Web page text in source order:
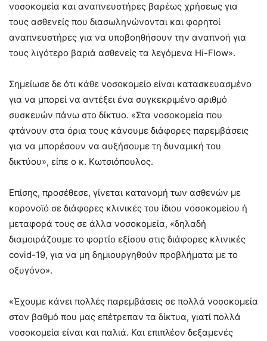
νοσοκομεία και αναπνευστήρες βαρέως χρήσεως για
τους ασθενείς που διασωληνώνονται και φορητοί
αναπνευστήρες για να υποβοηθήσουν την αναπνοή για
τους λιγότερο βαριά ασθενείς τα λεγόμενα Hi-Flow».
Σημείωσε δε ότι κάθε νοσοκομείο είναι κατασκευασμένο
για να μπορεί να αντέξει ένα συγκεκριμένο αριθμό
συσκευών πάνω στο δίκτυο. «Στα νοσοκομεία που
φτάνουν στα όρια τους κάνουμε διάφορες παρεμβάσεις
για να μπορέσουν να αυξήσουμε τη δυναμική του
δικτύου», είπε ο κ. Κωτσιόπουλος.
Επίσης, προσέθεσε, γίνεται κατανομή των ασθενών με
κορονοϊό σε διάφορες κλινικές του ίδιου νοσοκομείου ή
μεταφορά τους σε άλλα νοσοκομεία, «δηλαδή
διαμοιράζουμε το φορτίο εξίσου στις διάφορες κλινικές
covid-19, για να μη δημιουργηθούν προβλήματα με το
οξυγόνο».
«Έχουμε κάνει πολλές παρεμβάσεις σε πολλά νοσοκομεία
στον βαθμό που μας επέτρεπαν τα δίκτυα, γιατί πολλά
νοσοκομεία είναι και παλιά. Και επιπλέον δεξαμενές